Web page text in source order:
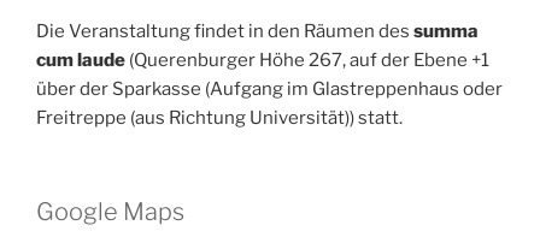
Die Veranstaltung findet in den Räumen des summa
cum laude (Querenburger Höhe 267, auf der Ebene +1
über der Sparkasse (Aufgang im Glastreppenhaus oder
Freitreppe (aus Richtung Universität)) statt.
Google Maps